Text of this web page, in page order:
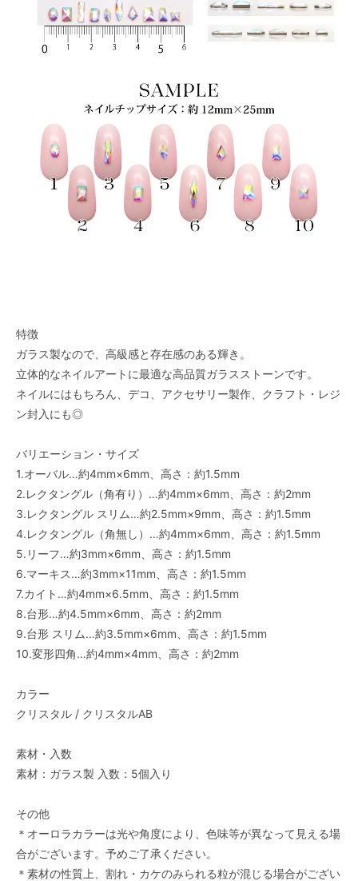
特徴
ガラス製なので、高級感と存在感のある輝き。
立体的なネイルアートに最適な高品質ガラスストーンです。
ネイルにはもちろん、デコ、アクセサリー製作、クラフト・レジ
ン封入にも◎
バリエーション・サイズ
1.オーバル…約4mm×6mm、高さ：約1.5mm
2.レクタングル（角有り）…約4mm×6mm、高さ：約2mm
3.レクタングル スリム…約2.5mm×9mm、高さ：約1.5mm
4.レクタングル（角無し）…約4mm×6mm、高さ：約1.5mm
5.リーフ…約3mm×6mm、高さ：約1.5mm
6.マーキス…約3mm×11mm、高さ：約1.5mm
7.カイト…約4mm×6.5mm、高さ：約1.5mm
8.台形…約4.5mm×6mm、高さ：約2mm
9.台形 スリム…約3.5mm×6mm、高さ：約1.5mm
10.変形四角…約4mm×4mm、高さ：約2mm
カラー
クリスタル / クリスタルAB
素材・入数
素材：ガラス製 入数：5個入り
その他
＊オーロラカラーは光や角度により、色味等が異なって見える場
合がございます。予めご了承ください。
＊素材の性質上、割れ・カケのみられる粒が混じる場合がござい